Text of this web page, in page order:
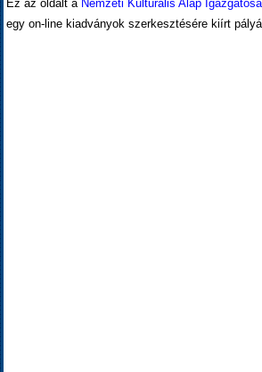
Ez az oldalt a Nemzeti Kulturális Alap
egy on-line kiadványok szerkesztésére kiírt